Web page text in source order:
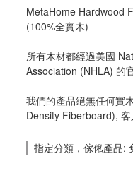
MetaHome Hardwood
(100%全實木)
所有木材都經過美國
Association (NHLA) 的
我們的產品絕無任何實
Density Fiberboard),
指定分類，傢俬產品: